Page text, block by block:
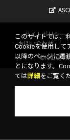
サイトポリシー
お問い合わせ
このサイトでは、
Cookieを使用して
以降のページに遷
とになります。
ては詳細 をご覧く